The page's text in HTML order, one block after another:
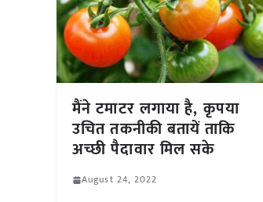
मैंने टमाटर लगाया है, कृपया
उचित तकनीकी बतायें ताकि
अच्छी पैदावार मिल सके
August 24, 2022